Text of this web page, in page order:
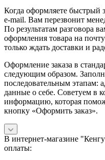
Когда оформляете
e-mail. Вам перезвонит
По результатам разговора
оформления товара на
только ждать доставки и
Оформление заказа в
следующим образом.
последовательным этапам:
данные о себе. Советуем в
информацию, которая
кнопку «Оформить заказ».
В интернет-магазине
оплаты: